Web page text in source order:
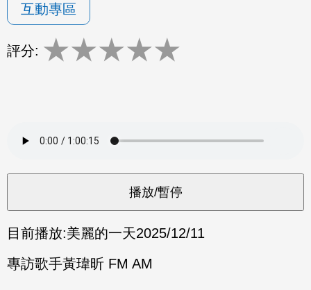
互動專區
評分: ★★★★★
目前播放:美麗的一天2025/12/11
專訪歌手黃瑋昕 FM AM